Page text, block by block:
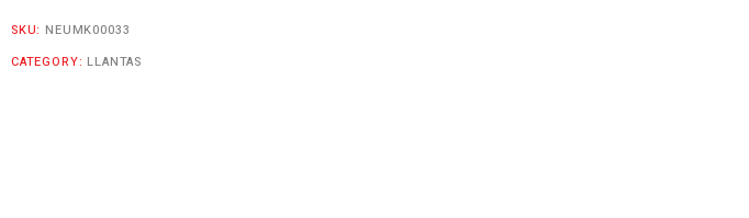
Cantidad
SKU: NEUMK00033
CATEGORY: LLANTAS